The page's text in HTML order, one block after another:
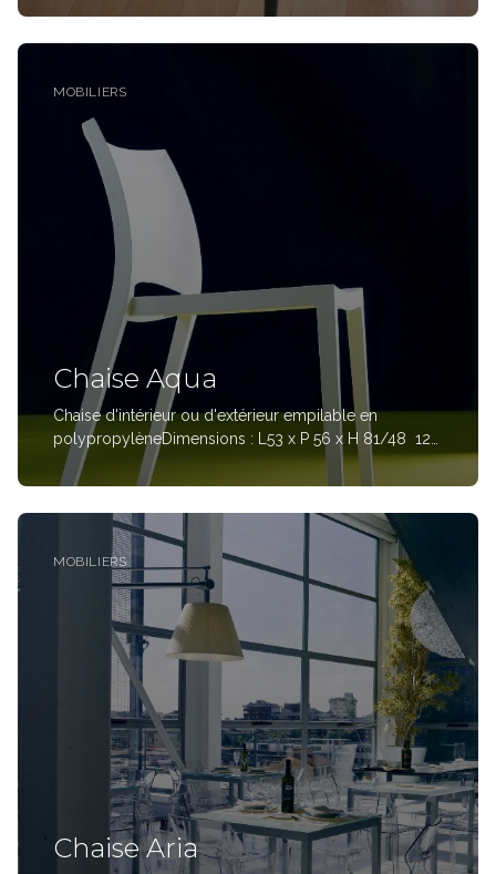
accessoire de design impeccable.
MOBILIERS
Chaise Aqua
Chaise d'intérieur ou d'extérieur empilable en
polypropylèneDimensions : L53 x P 56 x H 81/48 124
€
MOBILIERS
Chaise Aria